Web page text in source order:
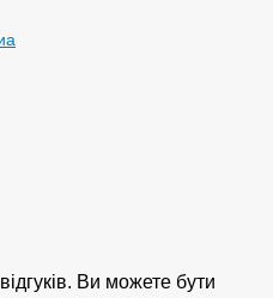
Ви можете бути